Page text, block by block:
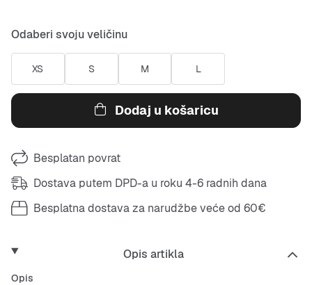
Odaberi svoju veličinu
XS S M L
Dodaj u košaricu
Besplatan povrat
Dostava putem DPD-a u roku 4-6 radnih dana
Besplatna dostava za narudžbe veće od 60€
Opis artikla
Opis